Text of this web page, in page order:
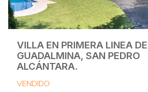
VILLA EN PRIMERA LINEA
GUADALMINA, SAN PEDRO
ALCÁNTARA.
VENDIDO